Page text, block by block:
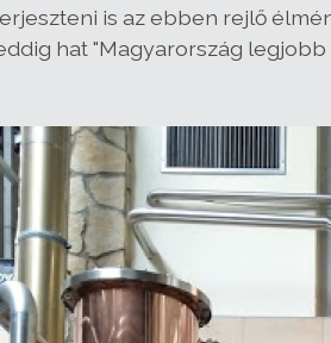
is az ebben rejlő
hat "Magyarország